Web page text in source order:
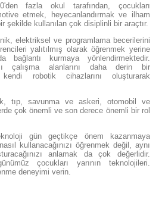
fazla okul tarafından, çocukları
etmek, heyecanlandırmak ve ilham
şekilde kullanılan çok disiplinli bir araçtır.
elektriksel ve programlama becerilerini
yalıtılmış olarak öğrenmek yerine
bağlantı kurmaya yönlendirmektedir.
çalışma alanlarını daha derin bir
robotik cihazlarını oluşturarak
tıp, savunma ve askeri, otomobil ve
çok önemli ve son derece önemli bir rol
gün geçtikçe önem kazanmaya
kullanacağınızı öğrenmek değil, aynı
anlamak da çok değerlidir.
çocukları yarının teknolojileri.
deneyimi verin.